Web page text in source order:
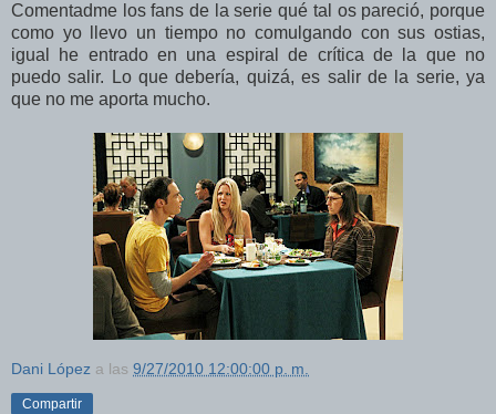
Comentadme los fans de la serie qué tal os pareció, porque
como yo llevo un tiempo no comulgando con sus ostias,
igual he entrado en una espiral de crítica de la que no
puedo salir. Lo que debería, quizá, es salir de la serie, ya
que no me aporta mucho.
Dani López a las 9/27/2010 12:00:00 p. m.
Compartir